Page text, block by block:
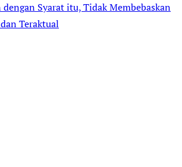
Syarat itu, Tidak Membebaskan
Teraktual